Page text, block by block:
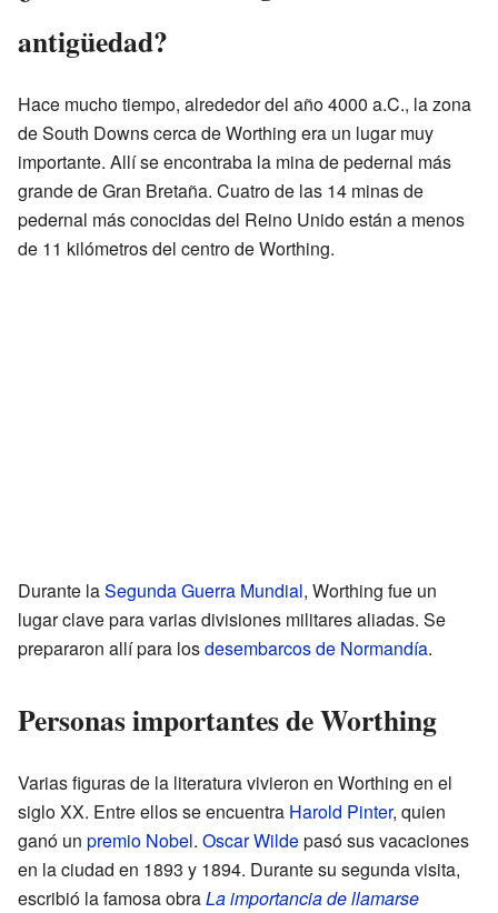
antigüedad?
Hace mucho tiempo, alrededor del año 4000 a.C., la zona
de South Downs cerca de Worthing era un lugar muy
importante. Allí se encontraba la mina de pedernal más
grande de Gran Bretaña. Cuatro de las 14 minas de
pedernal más conocidas del Reino Unido están a menos
de 11 kilómetros del centro de Worthing.
Durante laSegunda Guerra Mundial, Worthing fue un
lugar clave para varias divisiones militares aliadas. Se
prepararon allí para losdesembarcos de Normandía.
Personas importantes de Worthing
Varias figuras de la literatura vivieron en Worthing en el
siglo XX. Entre ellos se encuentra Harold Pinter, quien
ganó un premio Nobel. Oscar Wildepasó sus vacaciones
en la ciudad en 1893 y 1894. Durante su segunda visita,
escribió la famosa obraLa importancia de llamarse